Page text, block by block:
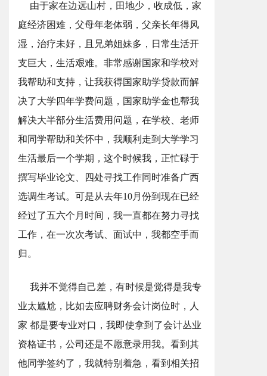
由于家在边远山村，田地少，收成低，家
庭经济困难，父母年老体弱，父亲长年得风
湿，治疗未好，且兄弟姐妹多，日常生活开
支巨大，生活艰难。非常感谢国家和学校对
我帮助和支持，让我获得国家助学贷款而解
决了大学四年学费问题，国家助学金也帮我
解决大半部分生活费用问题，在学校、老师
和同学帮助和关怀中，我顺利走到大学学习
生活最后一个学期，这个时候我，正忙碌于
撰写毕业论文、四处寻找工作同时准备广西
选调生考试。可是从去年10月份到现在已经
经过了五六个月时间，我一直都在努力寻找
工作，在一次次考试、面试中，我都空手而
归。
我并不觉得自己差，有时候是觉得是我专
业太尴尬，比如去应聘财务会计岗位时，人
家 都是要专业对口，我即使拿到了会计丛业
资格证书，公司还是不愿意录用我。看到其
他同学签约了，我就特别着急，看到相关招